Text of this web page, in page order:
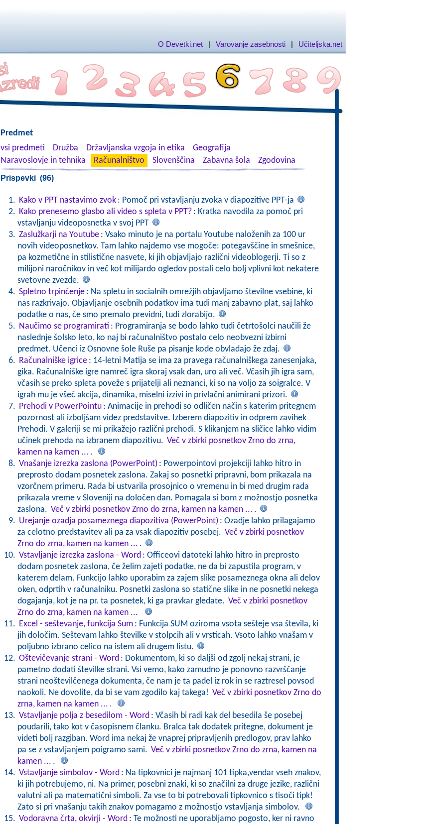
O Devetki.net | Varovanje zasebnosti | Učiteljska.net
Predmet
vsi predmeti
Družba Državljanska vzgoja in etika
Geografija
Naravoslovje in tehnika
Računalništvo Slovenščina Zabavna šola Zgodovina
Prispevki (96)
Kako v PPT nastavimo zvok : Pomoč pri vstavljanju zvoka v diapozitive PPT-ja
Kako prenesemo glasbo ali video s spleta v PPT? : Kratka navodila za pomoč pri
vstavljanju videoposnetka v svoj PPT
Zaslužkarji na Youtube : Vsako minuto je na portalu Youtube naloženih za 100 ur
novih videoposnetkov. Tam lahko najdemo vse mogoče: potegavščine in smešnice,
pa kozmetične in stilistične nasvete, ki jih objavljajo različni videoblogerji. Ti so z
milijoni naročnikov in več kot milijardo ogledov postali celo bolj vplivni kot nekatere
svetovne zvezde.
Spletno trpinčenje : Na spletu in socialnih omrežjih objavljamo številne vsebine, ki
nas razkrivajo. Objavljanje osebnih podatkov ima tudi manj zabavno plat, saj lahko
podatke o nas, če smo premalo previdni, tudi zlorabijo.
Naučimo se programirati : Programiranja se bodo lahko tudi četrtošolci naučili že
naslednje šolsko leto, ko naj bi računalništvo postalo celo neobvezni izbirni
predmet. Učenci iz Osnovne šole Ruše pa pisanje kode obvladajo že zdaj.
Računalniške igrice : 14-letni Matija se ima za pravega računalniškega zanesenjaka,
gika. Računalniške igre namreč igra skoraj vsak dan, uro ali več. Včasih jih igra sam,
včasih se preko spleta poveže s prijatelji ali neznanci, ki so na voljo za soigralce. V
igrah mu je všeč akcija, dinamika, miselni izzivi in privlačni animirani prizori.
Prehodi v PowerPointu : Animacije in prehodi so odličen način s katerim pritegnem
pozornost ali izboljšam videz predstavitve. Izberem diapozitiv in odprem zavihek
Prehodi. V galeriji se mi prikažejo različni prehodi. S klikanjem na sličice lahko vidim
učinek prehoda na izbranem diapozitivu. Več v zbirki posnetkov Zrno do zrna,
kamen na kamen ... .
Vnašanje izrezka zaslona (PowerPoint) : Powerpointovi projekciji lahko hitro in
preprosto dodam posnetek zaslona. Zakaj so posnetki pripravni, bom prikazala na
vzorčnem primeru. Rada bi ustvarila prosojnico o vremenu in bi med drugim rada
prikazala vreme v Sloveniji na določen dan. Pomagala si bom z možnostjo posnetka
zaslona. Več v zbirki posnetkov Zrno do zrna, kamen na kamen ... .
Urejanje ozadja posameznega diapozitiva (PowerPoint) : Ozadje lahko prilagajamo
za celotno predstavitev ali pa za vsak diapozitiv posebej. Več v zbirki posnetkov
Zrno do zrna, kamen na kamen ... .
Vstavljanje izrezka zaslona - Word : Officeovi datoteki lahko hitro in preprosto
dodam posnetek zaslona, če želim zajeti podatke, ne da bi zapustila program, v
katerem delam. Funkcijo lahko uporabim za zajem slike posameznega okna ali delov
oken, odprtih v računalniku. Posnetki zaslona so statične slike in ne posnetki nekega
dogajanja, kot je na pr. ta posnetek, ki ga pravkar gledate. Več v zbirki posnetkov
Zrno do zrna, kamen na kamen ...
Excel - seštevanje, funkcija Sum : Funkcija SUM oziroma vsota sešteje vsa števila, ki
jih določim. Seštevam lahko številke v stolpcih ali v vrsticah. Vsoto lahko vnašam v
poljubno izbrano celico na istem ali drugem listu.
Oštevičevanje strani - Word : Dokumentom, ki so daljši od zgolj nekaj strani, je
pametno dodati številke strani. Vsi vemo, kako zamudno je ponovno razvrščanje
strani neoštevilčenega dokumenta, če nam je ta padel iz rok in se raztresel povsod
naokoli. Ne dovolite, da bi se vam zgodilo kaj takega! Več v zbirki posnetkov Zrno do
zrna, kamen na kamen ... .
Vstavljanje polja z besedilom - Word : Včasih bi radi kak del besedila še posebej
poudarili, tako kot v časopisnem članku. Bralca tak dodatek pritegne, dokument je
videti bolj razgiban. Word ima nekaj že vnaprej pripravljenih predlogov, prav lahko
pa se z vstavljanjem poigramo sami. Več v zbirki posnetkov Zrno do zrna, kamen na
kamen ... .
Vstavljanje simbolov - Word : Na tipkovnici je najmanj 101 tipka,vendar vseh znakov,
ki jih potrebujemo, ni. Na primer, posebni znaki, ki so značilni za druge jezike, različni
valutni ali pa matematični simboli. Za vse to bi potrebovali tipkovnico s tisoči tipk!
Zato si pri vnašanju takih znakov pomagamo z možnostjo vstavljanja simbolov.
Vodoravna črta, okvirji - Word : Te možnosti ne uporabljamo pogosto, ker ni ravno